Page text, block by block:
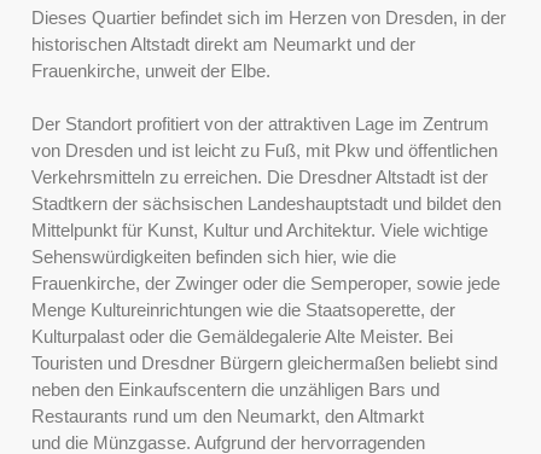
Dieses Quartier befindet sich im Herzen von Dresden, in der
historischen Altstadt direkt am Neumarkt und der
Frauenkirche, unweit der Elbe.
Der Standort profitiert von der attraktiven Lage im Zentrum
von Dresden und ist leicht zu Fuß, mit Pkw und öffentlichen
Verkehrsmitteln zu erreichen. Die Dresdner Altstadt ist der
Stadtkern der sächsischen Landeshauptstadt und bildet den
Mittelpunkt für Kunst, Kultur und Architektur. Viele wichtige
Sehenswürdigkeiten befinden sich hier, wie die
Frauenkirche, der Zwinger oder die Semperoper, sowie jede
Menge Kultureinrichtungen wie die Staatsoperette, der
Kulturpalast oder die Gemäldegalerie Alte Meister. Bei
Touristen und Dresdner Bürgern gleichermaßen beliebt sind
neben den Einkaufscentern die unzähligen Bars und
Restaurants rund um den Neumarkt, den Altmarkt
und die Münzgasse. Aufgrund der hervorragenden